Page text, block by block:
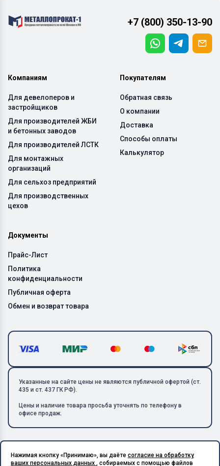
+7 (800) 350-13-90
Компаниям
Для девелоперов и
застройщиков
Для производителей ЖБИ
и бетонных заводов
Для производителей ЛСТК
Для монтажных
организаций
Для сельхоз предприятий
Для производственных
цехов
Покупателям
Обратная связь
О компании
Доставка
Способы оплаты
Калькулятор
Документы
Прайс-Лист
Политика
конфиденциальности
Публичная оферта
Обмен и возврат товара
Указанные на сайте цены не являются публичной офертой (ст.
435 и ст. 437 ГК РФ).
Цены и наличие товара просьба уточнять по телефону в
офисе продаж.
Copyright © 2026 ООО «Металлолом-1». Все права защищены.
Нажимая кнопку «Принимаю», вы даёте согласие на обработку
ваших персональных данных , собираемых с помощью файлов